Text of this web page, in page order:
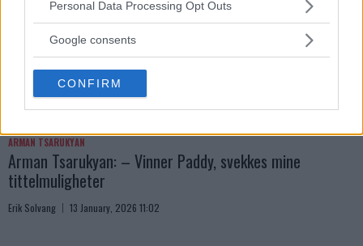
not limited to your visit or usage behaviour. You may click to
use your data for below specified purposes in below Google
consent section.
Personal Data Processing Opt Outs
Google consents
CONFIRM
ARMAN TSARUKYAN
Arman Tsarukyan: – Vinner Paddy, svekkes mine
tittelmuligheter
Erik Solvang 13 January, 2026 11:02